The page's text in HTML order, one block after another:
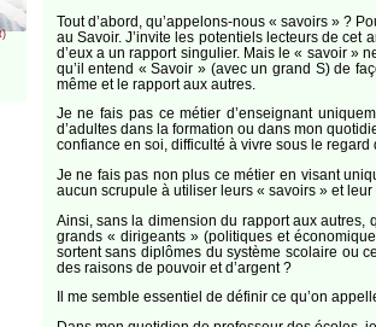
Tout d’abord, qu’appelons-nous « savoirs » ?
au Savoir. J’invite les potentiels lecteurs de cet
d’eux a un rapport singulier. Mais le « savoir »
qu’il entend « Savoir » (avec un grand S) de
même et le rapport aux autres.
Je ne fais pas ce métier d’enseignant
d’adultes dans la formation ou dans mon
confiance en soi, difficulté à vivre sous le
Je ne fais pas non plus ce métier en visant
aucun scrupule à utiliser leurs « savoirs » et
Ainsi, sans la dimension du rapport aux autres,
grands « dirigeants » (politiques et
sortent sans diplômes du système scolaire ou
des raisons de pouvoir et d’argent ?
Il me semble essentiel de définir ce qu’on